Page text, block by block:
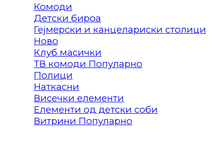
Комоди
Детски бироа
Гејмерски и канцелариски столици
Клуб масички
ТВ комоди
Полици
Наткасни
Висечки елементи
Елементи од детски соби
Витрини